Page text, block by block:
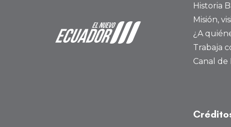
Historia
Misión,
¿A
Trabaja
Canal